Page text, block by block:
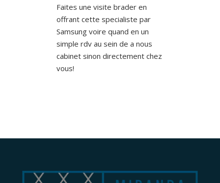
Faites une visite brader en
offrant cette specialiste par
Samsung voire quand en un
simple rdv au sein de a nous
cabinet sinon directement chez
vous!